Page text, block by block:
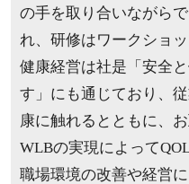
の手を取り合いながら
れ、研修はワークショ
健康経営は社是「安全
す」にも通じており、
康に触れるとともに、
WLBの実現によって
職場環境の改善や経営